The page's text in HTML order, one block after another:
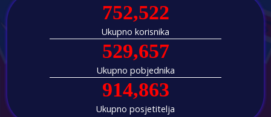
759,525
Ukupno korisnika
534,722
Ukupno pobjednika
923,611
Ukupno posjetitelja